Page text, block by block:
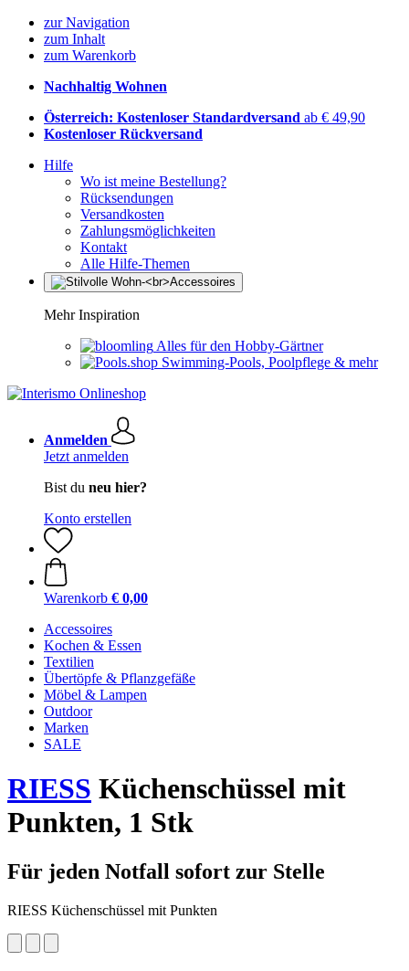
zur Navigation
zum Inhalt
zum Warenkorb
Nachhaltig Wohnen
Österreich: Kostenloser Standardversand ab € 49,90
Kostenloser Rückversand
Hilfe
Wo ist meine Bestellung?
Rücksendungen
Versandkosten
Zahlungsmöglichkeiten
Kontakt
Alle Hilfe-Themen
Mehr Inspiration
Alles für den Hobby-Gärtner
Swimming-Pools, Poolpflege & mehr
Anmelden
Jetzt anmelden
Bist du neu hier?
Konto erstellen
Warenkorb € 0,00
Accessoires
Kochen & Essen
Textilien
Übertöpfe & Pflanzgefäße
Möbel & Lampen
Outdoor
Marken
SALE
RIESS Küchenschüssel mit
Punkten, 1 Stk
Für jeden Notfall sofort zur Stelle
RIESS Küchenschüssel mit Punkten